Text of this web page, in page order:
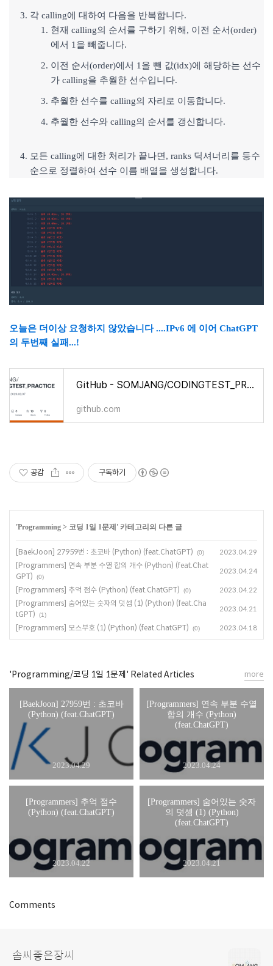
각 calling에 대하여 다음을 반복합니다.
현재 calling의 순서를 구하기 위해, 이전 순서(order)
에서 1을 빼줍니다.
이전 순서(order)에서 1을 뺀 값(idx)에 해당하는 선수
가 calling을 추월한 선수입니다.
추월한 선수를 calling의 자리로 이동합니다.
추월한 선수와 calling의 순서를 갱신합니다.
모든 calling에 대한 처리가 끝나면, ranks 딕셔너리를 등수
순으로 정렬하여 선수 이름 배열을 생성합니다.
오늘은 더이상 요청하지 않았습니다 ....IPv6 에 이어 ChatGPT
의 두번째 실패...!
GitHub - SOMJANG/CODINGTEST_PRACTICE: 1일 1문제 since 2020.02.07
github.com
공감 구독하기
'Programming > 코딩 1일 1문제 ' 카테고리의 다른 글
[BaekJoon] 27959번 : 초코바 (Python) (feat.ChatGPT) (0) 2023.04.29
[Programmers] 연속 부분 수열 합의 개수 (Python) (feat.Chat
GPT)
(0)
2023.04.24
[Programmers] 추억 점수 (Python) (feat.ChatGPT) (0) 2023.04.22
[Programmers] 숨어있는 숫자의 덧셈 (1) (Python) (feat.Cha
tGPT)
(1)
2023.04.21
[Programmers] 모스부호 (1) (Python) (feat.ChatGPT) (0) 2023.04.18
'Programming/코딩 1일 1문제' Related Articles
[BaekJoon] 27959번 : 초코바
(Python) (feat.ChatGPT)
2023.04.29
[Programmers] 연속 부분 수열
합의 개수 (Python)
(feat.ChatGPT)
2023.04.24
[Programmers] 추억 점수
(Python) (feat.ChatGPT)
2023.04.22
[Programmers] 숨어있는 숫자
의 덧셈 (1) (Python)
(feat.ChatGPT)
2023.04.21
more
Comments
솜씨좋은장씨